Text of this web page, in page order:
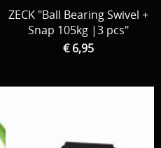
ZECK "Ball Bearing Swivel +
Snap 105kg |3 pcs"
€ 6,95